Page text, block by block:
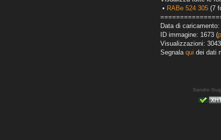
• RABe 524 305 (7
Data di
ID immagine: 1673 (
Visualizzazioni: 3043
Segnala qui dei dati
Sandro